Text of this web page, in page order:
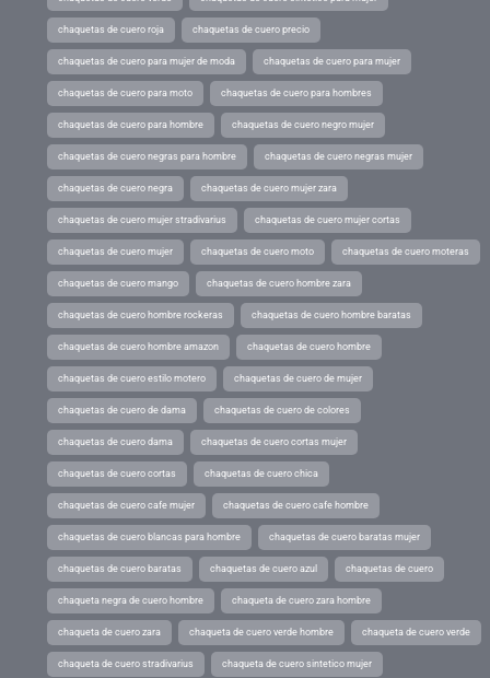
chaquetas de cuero roja chaquetas de cuero precio
chaquetas de cuero para mujer de moda chaquetas de cuero para mujer
chaquetas de cuero para moto chaquetas de cuero para hombres
chaquetas de cuero para hombre chaquetas de cuero negro mujer
chaquetas de cuero negras para hombre chaquetas de cuero negras mujer
chaquetas de cuero negra chaquetas de cuero mujer zara
chaquetas de cuero mujer stradivarius chaquetas de cuero mujer cortas
chaquetas de cuero mujer chaquetas de cuero moto chaquetas de cuero moteras
chaquetas de cuero mango chaquetas de cuero hombre zara
chaquetas de cuero hombre rockeras chaquetas de cuero hombre baratas
chaquetas de cuero hombre amazon chaquetas de cuero hombre
chaquetas de cuero estilo motero chaquetas de cuero de mujer
chaquetas de cuero de dama chaquetas de cuero de colores
chaquetas de cuero dama chaquetas de cuero cortas mujer
chaquetas de cuero cortas chaquetas de cuero chica
chaquetas de cuero cafe mujer chaquetas de cuero cafe hombre
chaquetas de cuero blancas para hombre chaquetas de cuero baratas mujer
chaquetas de cuero baratas chaquetas de cuero azul chaquetas de cuero
chaqueta negra de cuero hombre chaqueta de cuero zara hombre
chaqueta de cuero zara chaqueta de cuero verde hombre chaqueta de cuero verde
chaqueta de cuero stradivarius chaqueta de cuero sintetico mujer